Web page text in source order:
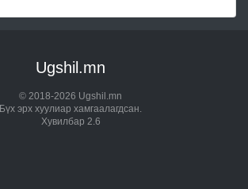
Ugshil.mn
© 2018-2026 Ugshil.mn
Бүх эрх хуулиар хамгаалагдсан.
Хувилбар 2.6